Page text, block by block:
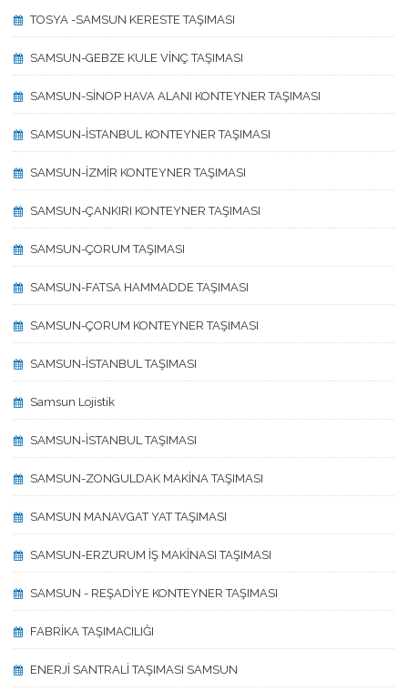
TOSYA -SAMSUN KERESTE TAŞIMASI
SAMSUN-GEBZE KULE VİNÇ TAŞIMASI
SAMSUN-SİNOP HAVA ALANI KONTEYNER TAŞIMASI
SAMSUN-İSTANBUL KONTEYNER TAŞIMASI
SAMSUN-İZMİR KONTEYNER TAŞIMASI
SAMSUN-ÇANKIRI KONTEYNER TAŞIMASI
SAMSUN-ÇORUM TAŞIMASI
SAMSUN-FATSA HAMMADDE TAŞIMASI
SAMSUN-ÇORUM KONTEYNER TAŞIMASI
SAMSUN-İSTANBUL TAŞIMASI
Samsun Lojistik
SAMSUN-İSTANBUL TAŞIMASI
SAMSUN-ZONGULDAK MAKİNA TAŞIMASI
SAMSUN MANAVGAT YAT TAŞIMASI
SAMSUN-ERZURUM İŞ MAKİNASI TAŞIMASI
SAMSUN - REŞADİYE KONTEYNER TAŞIMASI
FABRİKA TAŞIMACILIĞI
ENERJİ SANTRALİ TAŞIMASI SAMSUN